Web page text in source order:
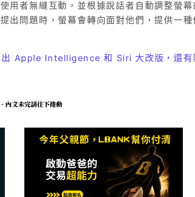
用者無縫互動，並根據說話者自動調整螢幕
出問題時，螢幕會轉向面對他們，提供一種
Apple Intelligence 和 Siri 大改版，還有
內文未完請往下捲動